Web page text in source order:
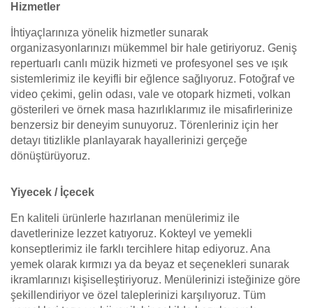
Hizmetler
İhtiyaçlarınıza yönelik hizmetler sunarak
organizasyonlarınızı mükemmel bir hale getiriyoruz. Geniş
repertuarlı canlı müzik hizmeti ve profesyonel ses ve ışık
sistemlerimiz ile keyifli bir eğlence sağlıyoruz. Fotoğraf ve
video çekimi, gelin odası, vale ve otopark hizmeti, volkan
gösterileri ve örnek masa hazırlıklarımız ile misafirlerinize
benzersiz bir deneyim sunuyoruz. Törenleriniz için her
detayı titizlikle planlayarak hayallerinizi gerçeğe
dönüştürüyoruz.
Yiyecek / İçecek
En kaliteli ürünlerle hazırlanan menülerimiz ile
davetlerinize lezzet katıyoruz. Kokteyl ve yemekli
konseptlerimiz ile farklı tercihlere hitap ediyoruz. Ana
yemek olarak kırmızı ya da beyaz et seçenekleri sunarak
ikramlarınızı kişiselleştiriyoruz. Menülerinizi isteğinize göre
şekillendiriyor ve özel taleplerinizi karşılıyoruz. Tüm